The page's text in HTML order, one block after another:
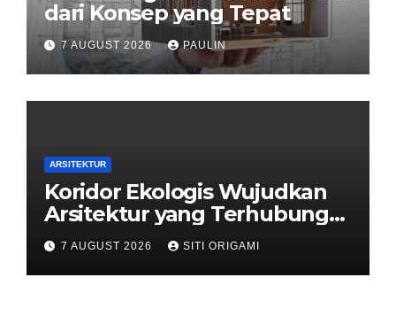
dari Konsep yang Tepat
7 AUGUST 2026 PAULIN
ARSITEKTUR
Koridor Ekologis Wujudkan
Arsitektur yang Terhubung
dengan Alam
7 AUGUST 2026 SITI ORIGAMI